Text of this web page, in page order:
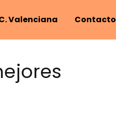
Valenciana Contacto